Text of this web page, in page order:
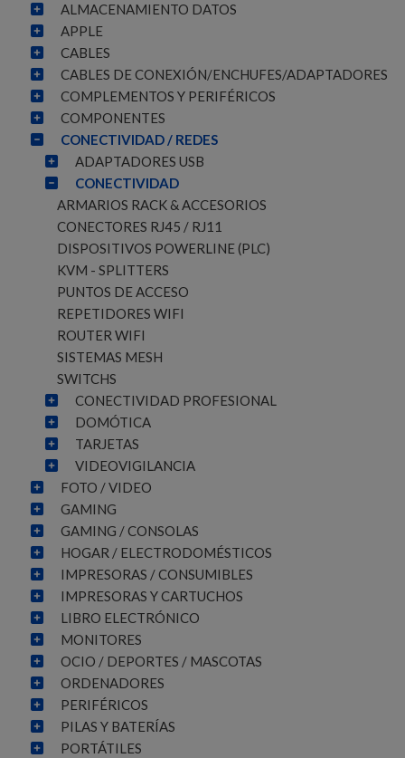
ALMACENAMIENTO DATOS
APPLE
CABLES
CABLES DE CONEXIÓN/ENCHUFES/ADAPTADORES
COMPLEMENTOS Y PERIFÉRICOS
COMPONENTES
CONECTIVIDAD / REDES
ADAPTADORES USB
CONECTIVIDAD
ARMARIOS RACK & ACCESORIOS
CONECTORES RJ45 / RJ11
DISPOSITIVOS POWERLINE (PLC)
KVM - SPLITTERS
PUNTOS DE ACCESO
REPETIDORES WIFI
ROUTER WIFI
SISTEMAS MESH
SWITCHS
CONECTIVIDAD PROFESIONAL
DOMÓTICA
TARJETAS
VIDEOVIGILANCIA
FOTO / VIDEO
GAMING
GAMING / CONSOLAS
HOGAR / ELECTRODOMÉSTICOS
IMPRESORAS / CONSUMIBLES
IMPRESORAS Y CARTUCHOS
LIBRO ELECTRÓNICO
MONITORES
OCIO / DEPORTES / MASCOTAS
ORDENADORES
PERIFÉRICOS
PILAS Y BATERÍAS
PORTÁTILES